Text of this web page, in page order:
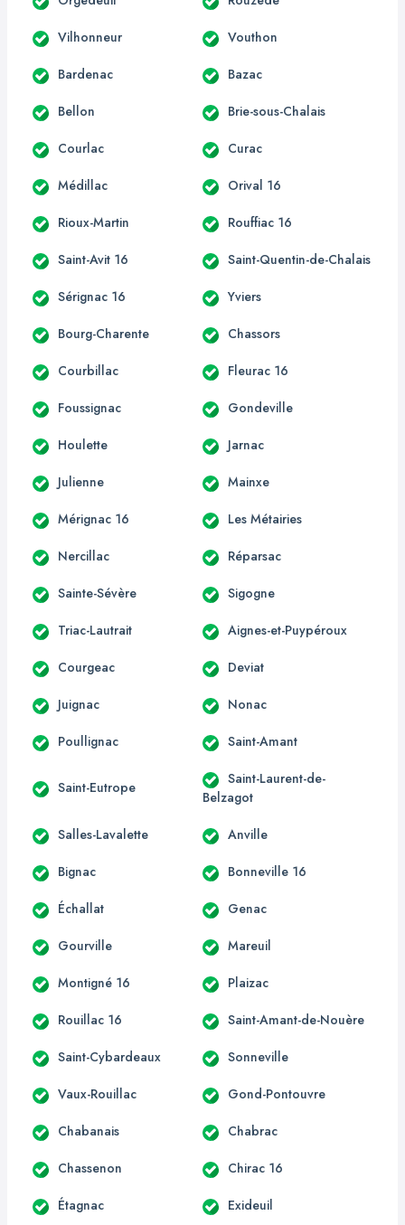
Vilhonneur Vouthon
Bardenac Bazac
Bellon Brie-sous-Chalais
Courlac Curac
Médillac Orival 16
Rioux-Martin Rouffiac 16
Saint-Avit 16 Saint-Quentin-de-Chalais
Sérignac 16 Yviers
Bourg-Charente Chassors
Courbillac Fleurac 16
Foussignac Gondeville
Houlette Jarnac
Julienne Mainxe
Mérignac 16 Les Métairies
Nercillac Réparsac
Sainte-Sévère Sigogne
Triac-Lautrait Aignes-et-Puypéroux
Courgeac Deviat
Juignac Nonac
Poullignac Saint-Amant
Saint-Eutrope
Saint-Laurent-de-
Belzagot
Salles-Lavalette Anville
Bignac Bonneville 16
Échallat Genac
Gourville Mareuil
Montigné 16 Plaizac
Rouillac 16 Saint-Amant-de-Nouère
Saint-Cybardeaux Sonneville
Vaux-Rouillac Gond-Pontouvre
Chabanais Chabrac
Chassenon Chirac 16
Étagnac Exideuil